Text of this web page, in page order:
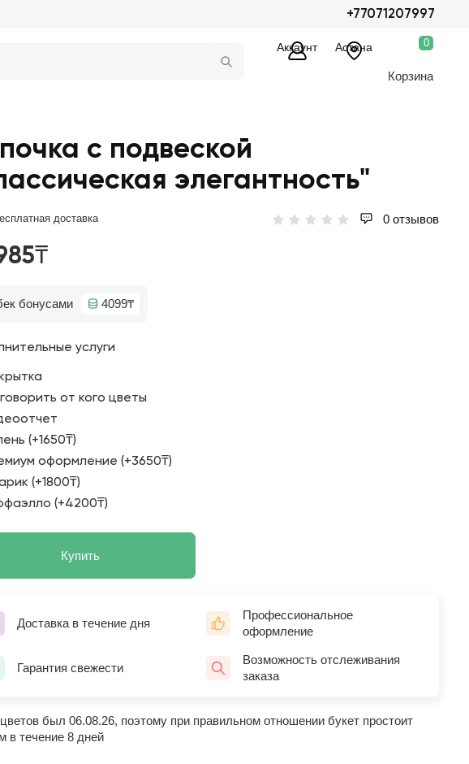
+77071207997
Аккаунт Астана 0
Корзина
с подвеской
элегантность"
доставка 0 отзывов
бонусами 4099₸
услуги
от кого цветы
(+1650₸)
оформление (+3650₸)
(+1800₸)
(+4200₸)
Купить
Доставка в течение дня
Профессиональное
оформление
Гарантия свежести
Возможность отслеживания
заказа
был 06.08.26, поэтому при правильном отношении букет простоит
в течение 8 дней